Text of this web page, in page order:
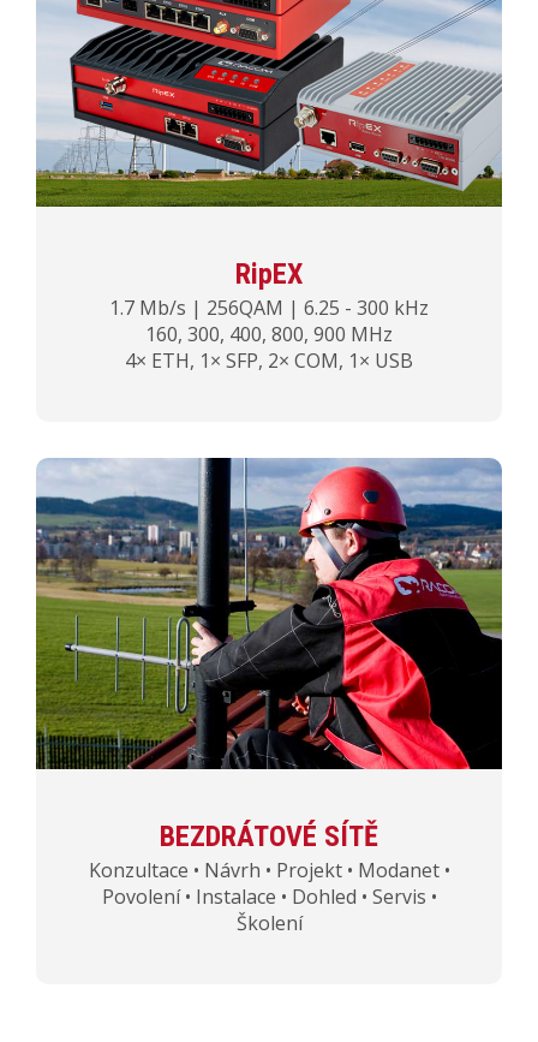
RipEX
1.7 Mb/s | 256QAM | 6.25 - 300 kHz
160, 300, 400, 800, 900 MHz
4× ETH, 1× SFP, 2× COM, 1× USB
BEZDRÁTOVÉ SÍTĚ
Konzultace • Návrh • Projekt • Modanet •
Povolení • Instalace • Dohled • Servis •
Školení